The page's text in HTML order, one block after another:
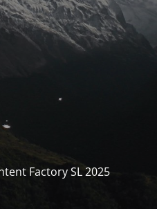
Factory SL 2025